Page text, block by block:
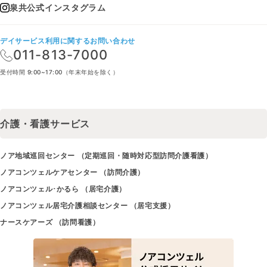
介護・看護サービス
泉共公式インスタグラム
ノア地域巡回センター （定期巡回・随時対応型訪問介護看護）
ノアコンツェルケアセンター （訪問介護）
ノアコンツェル･かるら （居宅介護）
ノアコンツェル居宅介護相談センター （居宅支援）
ナースケアーズ （訪問看護）
デイサービス利用に関するお問い合わせ
011-813-7000
受付時間 9:00~17:00（年末年始を除く）